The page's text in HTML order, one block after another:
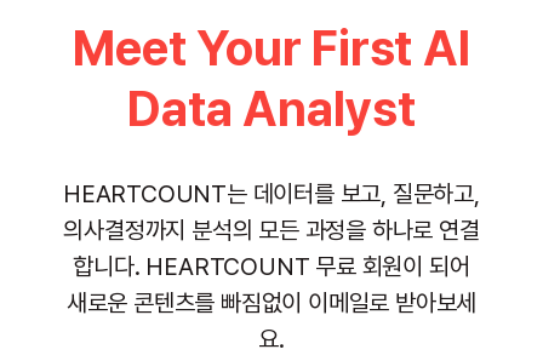
Meet Your First Al
Data Analyst
HEARTCOUNT는 데이터를 보고, 질문하고,
의사결정까지 분석의 모든 과정을 하나로 연결
합니다. HEARTCOUNT 무료 회원이 되어
새로운 콘텐츠를 빠짐없이 이메일로 받아보세
요.